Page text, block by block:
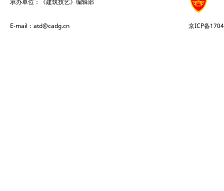
承办单位：《建筑技艺》编辑部
E-mail：atd@cadg.cn 京ICP备